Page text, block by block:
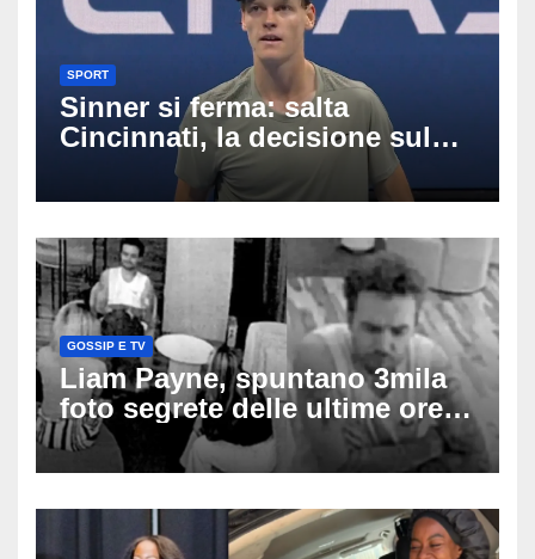
SPORT
Sinner si ferma: salta
Cincinnati, la decisione sul
ginocchio cambia il percorso
verso gli US Open
GOSSIP E TV
Liam Payne, spuntano 3mila
foto segrete delle ultime ore:
cosa è successo prima della
tragica caduta dall’hotel